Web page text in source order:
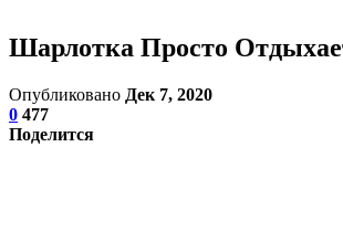
Шарлотка Просто
Опубликовано Дек 7, 2020
0 477
Поделится